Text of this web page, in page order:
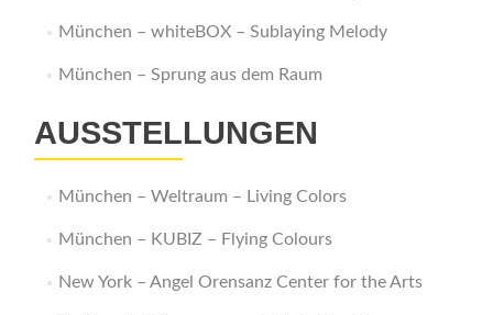
München – whiteBOX – Sublaying Melody
München – Sprung aus dem Raum
AUSSTELLUNGEN
München – Weltraum – Living Colors
München – KUBIZ – Flying Colours
New York – Angel Orensanz Center for the Arts